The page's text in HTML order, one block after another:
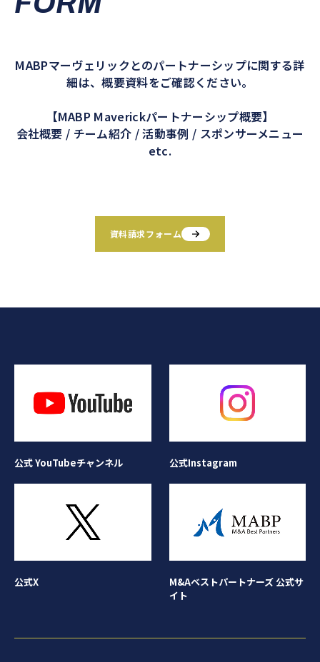
MABPマーヴェリックとのパートナーシップに関する詳
細は、概要資料をご確認ください。
【MABP Maverickパートナーシップ概要】
会社概要 / チーム紹介 / 活動事例 / スポンサーメニュー
etc.
資料請求フォーム
公式 YouTubeチャンネル 公式Instagram
公式X
M&Aベストパートナーズ 公式サ
イト